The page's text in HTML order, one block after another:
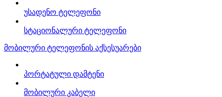
უსადენო ტელეფონი
სტაციონალური ტელეფონი
მობილური ტელეფონის აქსესუარები
პორტატული დამტენი
მობილური კაბელი